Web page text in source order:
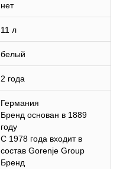
нет
11 л
белый
2 года
Германия
Бренд основан в 1889
году
С 1978 года входит в
состав Gorenje Group
Бренд